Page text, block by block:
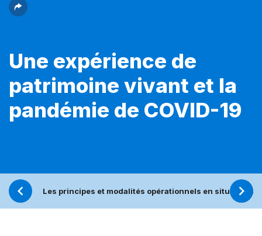
Une expérience de
patrimoine vivant et la
pandémie de COVID-19
Les principes et modalités opérationnels en situations